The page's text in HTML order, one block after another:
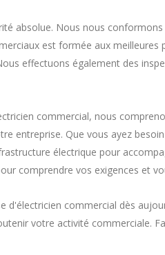
absolue. Nous nous
est formée aux
effectuons également des
commercial, nous
entreprise. Que vous ayez
électrique pour
comprendre vos exigences et
d'électricien commercial dès
votre activité commerciale.